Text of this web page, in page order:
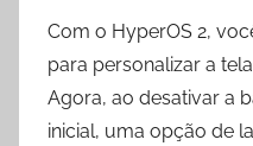
Com o HyperOS 2,
para personalizar a
Agora, ao desativar a
inicial, uma opção de